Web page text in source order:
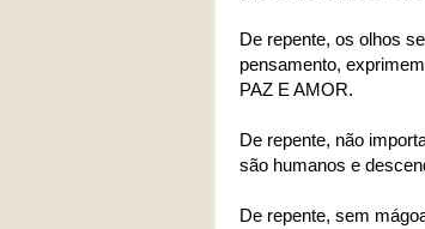
De repente, os olhos
pensamento,
PAZ E AMOR.
De repente, não
são humanos e
De repente, sem